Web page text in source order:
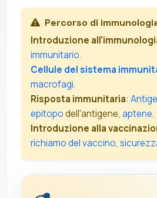
Percorso di
Introduzione
immunitario.
Cellule del sistema
macrofagi.
Risposta immunitaria:
epitopodell'antigene, aptene.
Introduzione alla
richiamo del vaccino,